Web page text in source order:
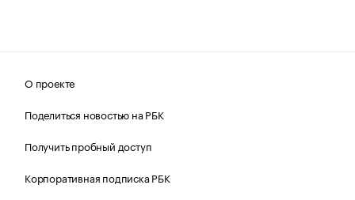
О проекте
Поделиться новостью на РБК
Получить пробный доступ
Корпоративная подписка РБК